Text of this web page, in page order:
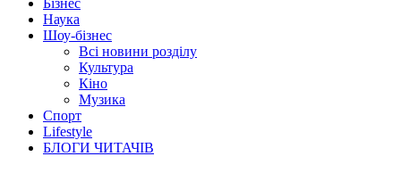
Бізнес
Наука
Шоу-бізнес
Всі новини розділу
Культура
Кіно
Музика
Спорт
Lifestyle
БЛОГИ ЧИТАЧІВ